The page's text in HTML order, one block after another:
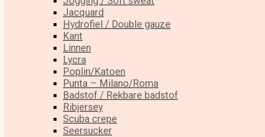
Jacquard
Hydrofiel / Double gauze
Kant
Linnen
Lycra
Poplin/Katoen
Punta – Milano/Roma
Badstof / Rekbare badstof
Ribjersey
Scuba crepe
Seersucker